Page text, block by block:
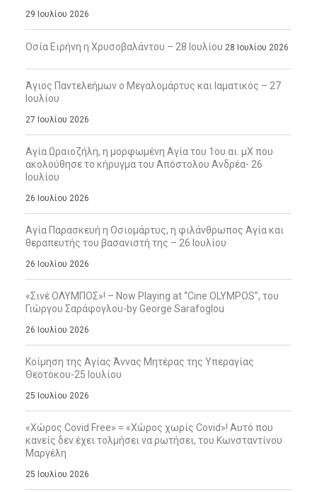
29 Ιουλίου 2026
Οσία Ειρήνη η Χρυσοβαλάντου – 28 Ιουλίου 28 Ιουλίου 2026
Άγιος Παντελεήμων ο Μεγαλομάρτυς και Ιαματικός – 27
Ιουλίου
27 Ιουλίου 2026
Αγία Ωραιοζήλη, η μορφωμένη Αγία του 1ου αι. μΧ που
ακολούθησε το κήρυγμα του Απόστολου Ανδρέα- 26
Ιουλίου
26 Ιουλίου 2026
Αγία Παρασκευή η Οσιομάρτυς, η φιλάνθρωπος Αγία και
θεραπευτής του βασανιστή της – 26 Ιουλίου
26 Ιουλίου 2026
«Σινέ ΟΛΥΜΠΟΣ»! – Now Playing at “Cine OLYMPOS”, του
Γιώργου Σαράφογλου-by George Sarafoglou
26 Ιουλίου 2026
Κοίμηση της Αγίας Άννας Μητέρας της Υπεραγίας
Θεοτόκου-25 Ιουλίου
25 Ιουλίου 2026
«Χώρος Covid Free» = «Χώρος χωρίς Covid»! Αυτό που
κανείς δεν έχει τολμήσει να ρωτήσει, του Κωνσταντίνου
Μαργέλη
25 Ιουλίου 2026